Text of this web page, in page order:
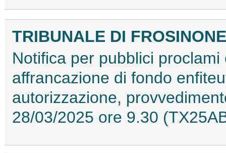
TRIBUNALE DI FROSINONE
Notifica per pubblici
affrancazione di fondo
autorizzazione,
28/03/2025 ore 9.30